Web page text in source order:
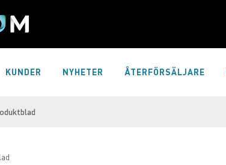
KUNDER NYHETER ÅTERFÖRSÄLJARE